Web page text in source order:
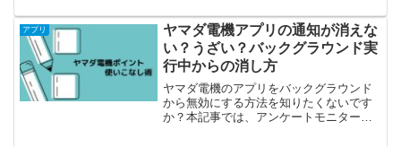
アプリ
ヤマダ電機アプリの通知が消えな
い？うざい？バックグラウンド実
行中からの消し方
ヤマダ電機のアプリをバックグラウンド
から無効にする方法を知りたくないです
か？本記事では、アンケートモニター